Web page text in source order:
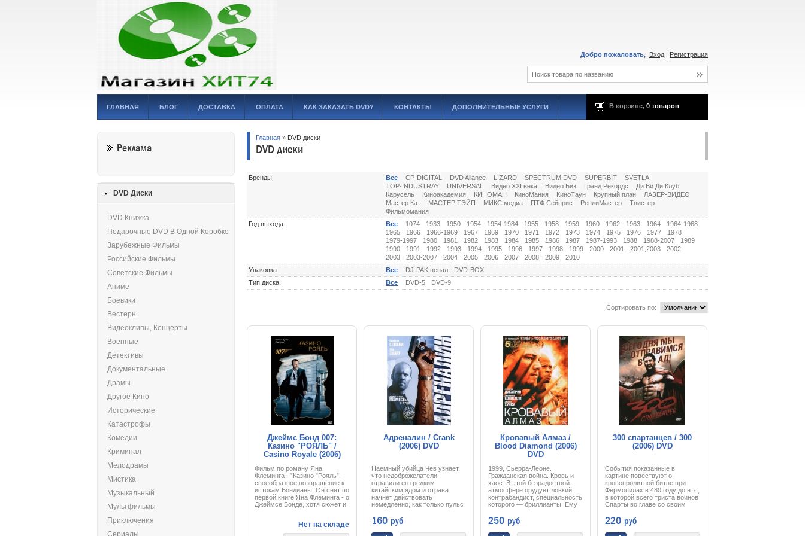
Добро пожаловать, Вход | Регистрация
В корзине, 0 товаров
ГЛАВНАЯ БЛОГ ДОСТАВКА ОПЛАТА КАК ЗАКАЗАТЬ DVD? КОНТАКТЫ ДОПОЛНИТЕЛЬНЫЕ УСЛУГИ
Главная » DVD диски
DVD диски
Бренды Все CP-DIGITAL DVD Aliance LIZARD SPECTRUM DVD SUPERBIT
SVETLA
TOP-INDUSTRAY
UNIVERSAL Видео XXI века Видео Биз Гранд Рекордс
Ди Ви Ди Клуб
Карусель
Киноакадемия КИНОМАН КиноМания КиноТаун Крупный план
ЛАЗЕР-ВИДЕО
Мастер Кат
МАСТЕР ТЭЙП МИКС медиа ПТФ Сейприс РеплиМастер
Твистер
Фильмомания
Год выхода:
Все 1074 1933 1950 1954 1954-1984 1955 1958 1959 1960 1962 1963 1964
1964-1968
1965
1966 1966-1969 1967 1969 1970 1971 1972 1973 1974 1975 1976 1977
1978
1979-1997
1980 1981 1982 1983 1984 1985 1986 1987 1987-1993 1988 1988-2007
1989
1990
1991 1992 1993 1994 1995 1996 1997 1998 1999 2000 2001 2001,2003
2002
2003
2003-2007 2004 2005 2006 2007 2008 2009
2010
Упаковка:
Все DJ-PAK пенал
DVD-BOX
Тип диска:
Все DVD-5 DVD-9
Сортировать по:
Джеймс Бонд 007:
Казино "РОЯЛЬ" /
Casino Royale (2006)
Фильм по роману Яна
Флеминга - ”Казино ”Рояль” -
своеобразное возвращение к
истокам Бондианы. Он снят по
первой книге Яна Флеминга - о
Джеймсе Бонде, хотя сюжет и
изменений. Именно в этом
фильме начинающий
Нет на складе
Адреналин / Crank
(2006) DVD
Наемный убийца Чев узнает,
что недоброжелатели
отравили его редким
китайским ядом и отрава
начнет действовать
немедленно, как только пульс
определенной отметки.
И теперь Чеву нужно успеть
сделать все свои дела,
160 руб
Кровавый Алмаз /
Blood Diamond (2006)
DVD
1999, Сьерра-Леоне.
Гражданская война. Кровь и
хаос. В этой безрадостной
атмосфере орудует ловкий
контрабандист, специальность
которого — бриллианты. Ему
камешки используются для
дальнейшего нагнетания
межнациональной розни.
250 руб
300 спартанцев / 300
(2006) DVD
События показанные в
картине повествуют о
кровопролитной битве при
Фермопилах в 480 году до н.э.,
в которой всего триста воинов
Спарты во главе со своим
путь многотысячной армии
персидского царя Ксеркса.
Несмотря на заметный
220 руб
Реклама
DVD Диски
DVD Книжка
Подарочные DVD В Одной Коробке
Зарубежные Фильмы
Российские Фильмы
Советские Фильмы
Аниме
Боевики
Вестерн
Видеоклипы, Концерты
Военные
Детективы
Документальные
Драмы
Другое Кино
Исторические
Катастрофы
Комедии
Криминал
Мелодрамы
Мистика
Музыкальный
Мультфильмы
Приключения
Сериалы